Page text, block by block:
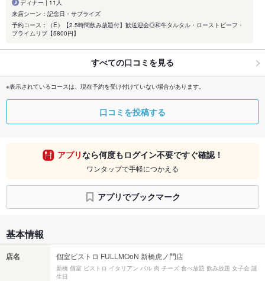
ディナー | 11人
来店シーン：記念日・サプライズ
予約コース：（E）【2.5時間飲み放題付】歓送迎会◎和牛タルタル・ローストビーフ・
プライムリブ【5800円】
すべての口コミを見る
※表示されているコースは、現在予約を受け付けていない場合があります。
口コミを投稿する
アプリなら何度もログイン不要ですぐ確認！
ワンタップで手軽につかえる
アプリでブックマーク
基本情報
店名 個室ビストロ FULLMOoN 新橋虎ノ門店
新橋 個室 ビストロ イタリアン バル 肉 チーズ 食べ放題 飲み放題 女子会 誕
生日